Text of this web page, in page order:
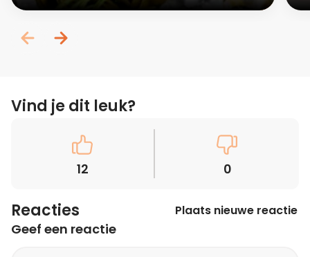
Vind je dit leuk?
12 0
Reacties Plaats nieuwe reactie
Geef een reactie